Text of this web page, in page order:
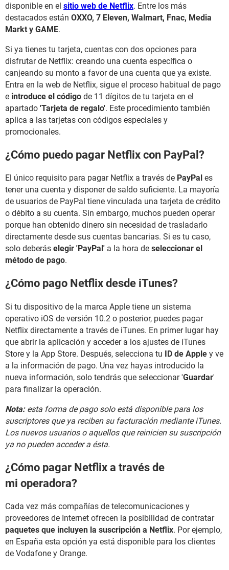
disponible en el sitio web de Netflix. Entre los más
destacados están OXXO, 7 Eleven, Walmart, Fnac, Media
Markt y GAME.
Si ya tienes tu tarjeta, cuentas con dos opciones para
disfrutar de Netflix: creando una cuenta específica o
canjeando su monto a favor de una cuenta que ya existe.
Entra en la web de Netflix, sigue el proceso habitual de pago
e introduce el código de 11 dígitos de tu tarjeta en el
apartado 'Tarjeta de regalo'. Este procedimiento también
aplica a las tarjetas con códigos especiales y
promocionales.
¿Cómo puedo pagar Netflix con PayPal?
El único requisito para pagar Netflix a través de PayPal es
tener una cuenta y disponer de saldo suficiente. La mayoría
de usuarios de PayPal tiene vinculada una tarjeta de crédito
o débito a su cuenta. Sin embargo, muchos pueden operar
porque han obtenido dinero sin necesidad de trasladarlo
directamente desde sus cuentas bancarias. Si es tu caso,
solo deberás elegir 'PayPal' a la hora de seleccionar el
método de pago.
¿Cómo pago Netflix desde iTunes?
Si tu dispositivo de la marca Apple tiene un sistema
operativo iOS de versión 10.2 o posterior, puedes pagar
Netflix directamente a través de iTunes. En primer lugar hay
que abrir la aplicación y acceder a los ajustes de iTunes
Store y la App Store. Después, selecciona tu ID de Apple y ve
a la información de pago. Una vez hayas introducido la
nueva información, solo tendrás que seleccionar 'Guardar'
para finalizar la operación.
Nota:esta forma de pago solo está disponible para los
suscriptores que ya reciben su facturación mediante iTunes.
Los nuevos usuarios o aquellos que reinicien su suscripción
ya no pueden acceder a ésta.
¿Cómo pagar Netflix a través de
mi operadora?
Cada vez más compañías de telecomunicaciones y
proveedores de Internet ofrecen la posibilidad de contratar
paquetes que incluyen la suscripción a Netflix. Por ejemplo,
en España esta opción ya está disponible para los clientes
de Vodafone y Orange.